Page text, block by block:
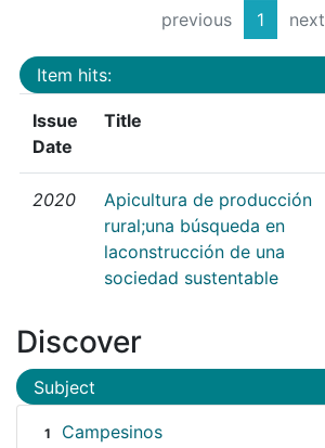
previous 1 next
Item hits:
Issue
Date
Title
2020
Apicultura de producción
rural;una búsqueda en
laconstrucción de una
sociedad sustentable
Discover
Subject
1 Campesinos